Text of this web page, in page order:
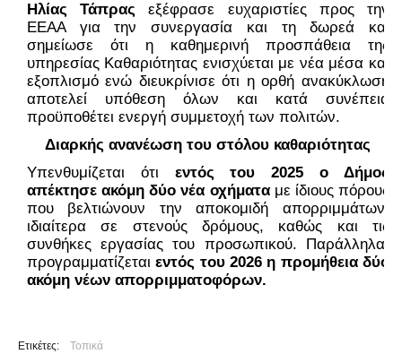
Ηλίας Τάπρας εξέφρασε ευχαριστίες προς την
ΕΕΑΑ για την συνεργασία και τη δωρεά και
σημείωσε ότι η καθημερινή προσπάθεια της
υπηρεσίας Καθαριότητας ενισχύεται με νέα μέσα και
εξοπλισμό ενώ διευκρίνισε ότι η ορθή ανακύκλωση
αποτελεί υπόθεση όλων και κατά συνέπεια
προϋποθέτει ενεργή συμμετοχή των πολιτών.
Διαρκής ανανέωση του στόλου καθαριότητας
Υπενθυμίζεται ότι εντός του 2025 ο Δήμος
απέκτησε ακόμη δύο νέα οχήματα με ίδιους πόρους
που βελτιώνουν την αποκομιδή απορριμμάτων,
ιδιαίτερα σε στενούς δρόμους, καθώς και τις
συνθήκες εργασίας του προσωπικού. Παράλληλα,
προγραμματίζεται εντός του 2026 η προμήθεια δύο
ακόμη νέων απορριμματοφόρων.
Ετικέτες: Τοπικά